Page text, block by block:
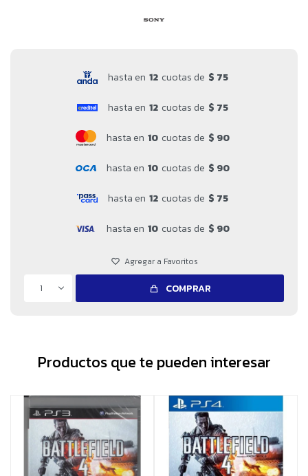
hasta en 12 cuotas de $ 75
hasta en 12 cuotas de $ 75
hasta en 10 cuotas de $ 90
hasta en 10 cuotas de $ 90
hasta en 12 cuotas de $ 75
hasta en 10 cuotas de $ 90
1 COMPRAR
Productos que te pueden interesar